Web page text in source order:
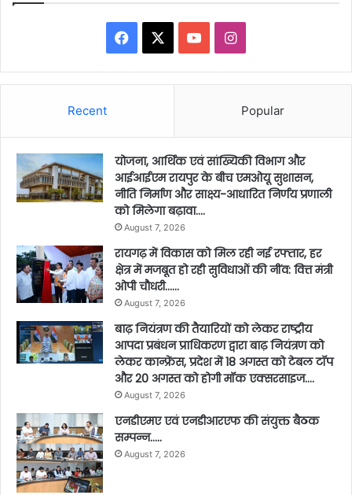
Facebook YouTubeInstagram
Recent Popular
योजना, आर्थिक एवं सांख्यिकी विभाग और
आईआईएम रायपुर के बीच एमओयू सुशासन,
नीति निर्माण और साक्ष्य-आधारित निर्णय प्रणाली
को मिलेगा बढ़ावा….
August 7, 2026
रायगढ़ में विकास को मिल रही नई रफ्तार, हर
क्षेत्र में मजबूत हो रही सुविधाओं की नींव: वित्त मंत्री
ओपी चौधरी……
August 7, 2026
बाढ़ नियंत्रण की तैयारियों को लेकर राष्ट्रीय
आपदा प्रबंधन प्राधिकरण द्वारा बाढ़ नियंत्रण को
लेकर कान्फ्रेंस, प्रदेश में 18 अगस्त को टेबल टॉप
और 20 अगस्त को होगी मॉक एक्सरसाइज….
August 7, 2026
एनडीएमए एवं एनडीआरएफ की संयुक्त बैठक
सम्पन्न…..
August 7, 2026